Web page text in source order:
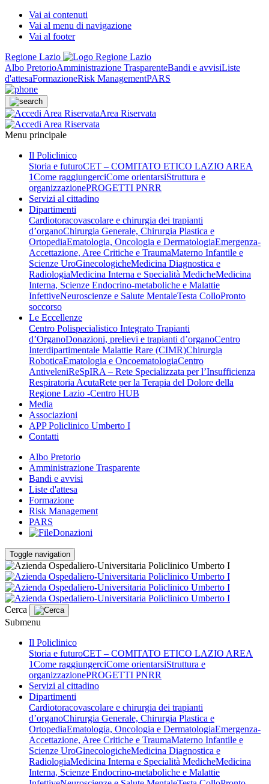
Vai ai contenuti
Vai al menu di navigazione
Vai al footer
Regione Lazio
Albo PretorioAmministrazione TrasparenteBandi e avvisiListe
d'attesaFormazioneRisk ManagementPARS
Area Riservata
Menu principale
Il Policlinico
Storia e futuroCET – COMITATO ETICO LAZIO AREA
1Come raggiungerciCome orientarsiStruttura e
organizzazionePROGETTI PNRR
Servizi al cittadino
Dipartimenti
Cardiotoracovascolare e chirurgia dei trapianti
d’organoChirurgia Generale, Chirurgia Plastica e
OrtopediaEmatologia, Oncologia e DermatologiaEmergenza-
Accettazione, Aree Critiche e TraumaMaterno Infantile e
Scienze UroGinecologicheMedicina Diagnostica e
RadiologiaMedicina Interna e Specialità MedicheMedicina
Interna, Scienze Endocrino-metaboliche e Malattie
InfettiveNeuroscienze e Salute MentaleTesta ColloPronto
soccorso
Le Eccellenze
Centro Polispecialistico Integrato Trapianti
d’OrganoDonazioni, prelievi e trapianti d’organoCentro
Interdipartimentale Malattie Rare (CIMR)Chirurgia
RoboticaEmatologia e OncoematologiaCentro
AntiveleniReSpIRA – Rete Specializzata per l’Insufficienza
Respiratoria AcutaRete per la Terapia del Dolore della
Regione Lazio -Centro HUB
Media
Associazioni
APP Policlinico Umberto I
Contatti
Albo Pretorio
Amministrazione Trasparente
Bandi e avvisi
Liste d'attesa
Formazione
Risk Management
PARS
Donazioni
Toggle navigation
Cerca
Submenu
Il Policlinico
Storia e futuroCET – COMITATO ETICO LAZIO AREA
1Come raggiungerciCome orientarsiStruttura e
organizzazionePROGETTI PNRR
Servizi al cittadino
Dipartimenti
Cardiotoracovascolare e chirurgia dei trapianti
d’organoChirurgia Generale, Chirurgia Plastica e
OrtopediaEmatologia, Oncologia e DermatologiaEmergenza-
Accettazione, Aree Critiche e TraumaMaterno Infantile e
Scienze UroGinecologicheMedicina Diagnostica e
RadiologiaMedicina Interna e Specialità MedicheMedicina
Interna, Scienze Endocrino-metaboliche e Malattie